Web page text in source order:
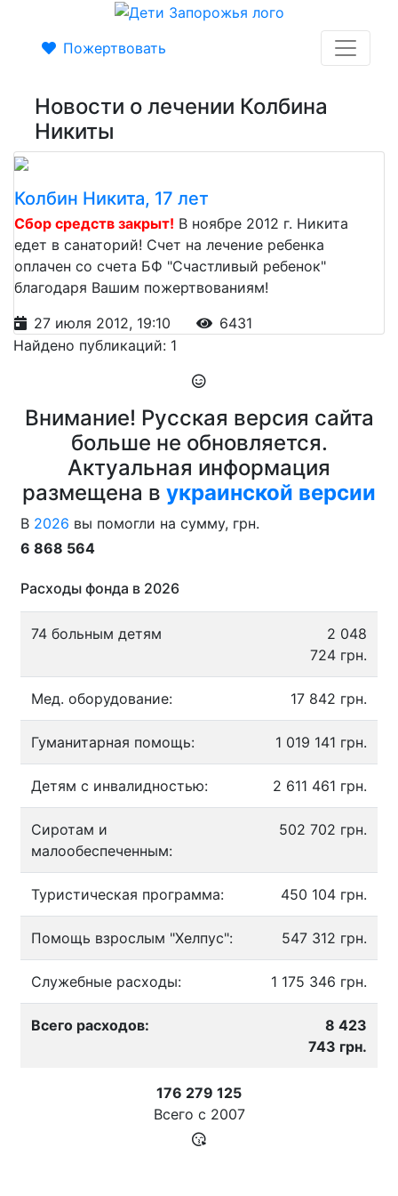
Пожертвовать
Новости о лечении Колбина
Никиты
Колбин Никита, 17 лет
Сбор средств закрыт! В ноябре 2012 г. Никита
едет в санаторий! Счет на лечение ребенка
оплачен со счета БФ "Счастливый ребенок"
благодаря Вашим пожертвованиям!
27 июля 2012, 19:10
6431
Найдено публикаций: 1
Внимание! Русская версия сайта
больше не обновляется.
Актуальная информация
размещена в украинской версии
В 2026 вы помогли на сумму, грн.
6 868 564
Расходы фонда в 2026
74 больным детям
2 048
724 грн.
Мед. оборудование: 17 842 грн.
Гуманитарная помощь: 1 019 141 грн.
Детям с инвалидностью: 2 611 461 грн.
Сиротам и
малообеспеченным:
502 702 грн.
Туристическая программа: 450 104 грн.
Помощь взрослым "Хелпус": 547 312 грн.
Служебные расходы: 1 175 346 грн.
Всего расходов:
8 423
743 грн.
176 279 125
Всего с 2007